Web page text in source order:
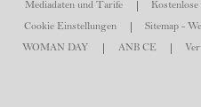
Mediadaten und Tarife
Kostenlose
Cookie Einstellungen
Sitemap -
WOMAN DAY
ANB CE